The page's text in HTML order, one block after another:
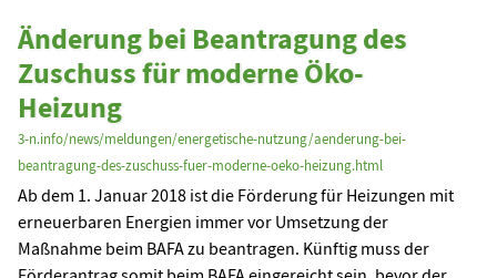
Änderung bei Beantragung des
Zuschuss für moderne Öko-
Heizung
3-n.info/news/meldungen/energetische-nutzung/aenderung-bei-
beantragung-des-zuschuss-fuer-moderne-oeko-heizung.html
Ab dem 1. Januar 2018 ist die Förderung für Heizungen mit
erneuerbaren Energien immer vor Umsetzung der
Maßnahme beim BAFA zu beantragen. Künftig muss der